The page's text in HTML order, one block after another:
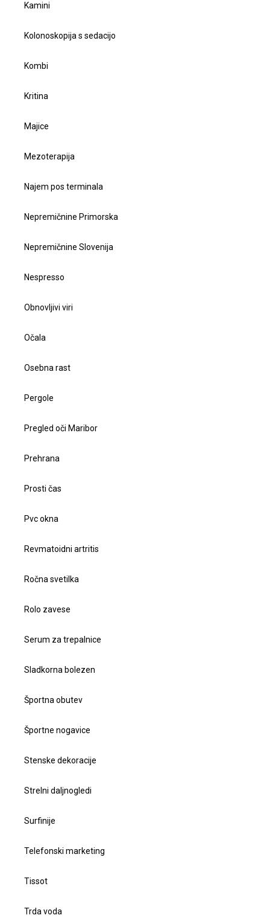
Kamini
Kolonoskopija s sedacijo
Kombi
Kritina
Majice
Mezoterapija
Najem pos terminala
Nepremičnine Primorska
Nepremičnine Slovenija
Nespresso
Obnovljivi viri
Očala
Osebna rast
Pergole
Pregled oči Maribor
Prehrana
Prosti čas
Pvc okna
Revmatoidni artritis
Ročna svetilka
Rolo zavese
Serum za trepalnice
Sladkorna bolezen
Športna obutev
Športne nogavice
Stenske dekoracije
Strelni daljnogledi
Surfinije
Telefonski marketing
Tissot
Trda voda